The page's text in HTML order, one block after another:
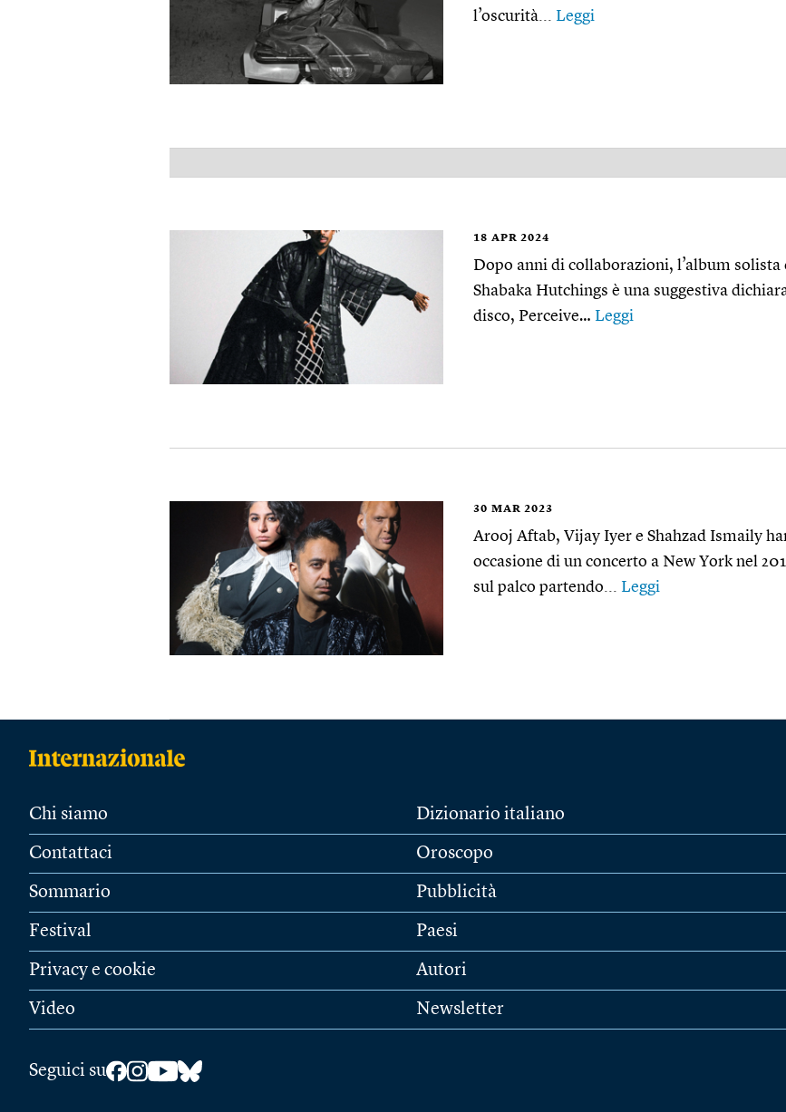
l’oscurità... Leggi
18 APR 2024
Dopo anni di collaborazioni, l’album
Shabaka Hutchings è una suggestiva
disco, Perceive… Leggi
30 MAR 2023
Arooj Aftab, Vijay Iyer e Shahzad Ismaily
occasione di un concerto a New York nel
sul palco partendo... Leggi
Chi siamo
Contattaci
Sommario
Festival
Privacy e cookie
Video
Dizionario italiano
Oroscopo
Pubblicità
Paesi
Autori
Newsletter
Seguici su